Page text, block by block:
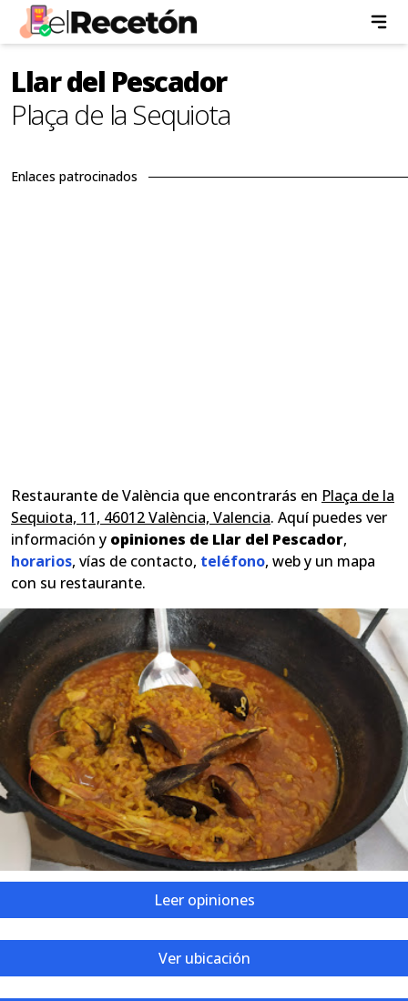
Llar del Pescador
Plaça de la Sequiota
Enlaces patrocinados
Restaurante de València que encontrarás en Plaça de la
Sequiota, 11, 46012 València, Valencia. Aquí puedes ver
información y opiniones de Llar del Pescador,
horarios, vías de contacto, teléfono, web y un mapa
con su restaurante.
Leer opiniones
Ver ubicación